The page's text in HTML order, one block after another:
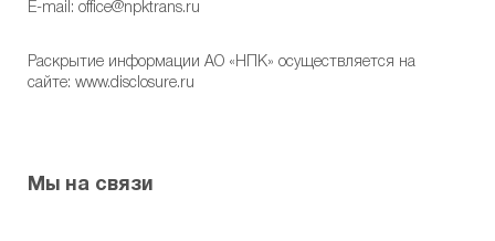
E-mail: office@npktrans.ru
Раскрытие информации АО «НПК» осуществляется на
сайте: www.disclosure.ru
Мы на связи